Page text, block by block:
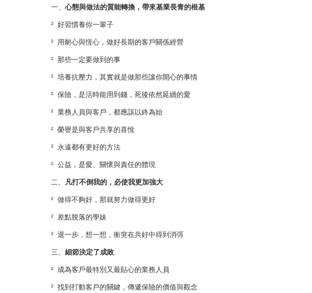
一、心態與做法的質能轉換，帶來基業長青的根基
² 好習慣養你一輩子
² 用耐心與恆心，做好長期的客戶關係經營
² 那些一定要做到的事
² 培養抗壓力，其實就是做那些讓你開心的事情
² 保險，是活時能用到錢，死後依然延續的愛
² 業務人員與客戶，都應該以終為始
² 榮譽是與客戶共享的喜悅
² 永遠都有更好的方法
² 公益，是愛、關懷與責任的體現
二、 凡打不倒我的，必使我更加強大
² 做得不夠好，那就努力做得更好
² 差點脫落的學妹
² 退一步，想一想，衝突在共好中得到消弭
三、細節決定了成敗
² 成為客戶最特別又最貼心的業務人員
² 找到打動客戶的關鍵，傳遞保險的價值與觀念